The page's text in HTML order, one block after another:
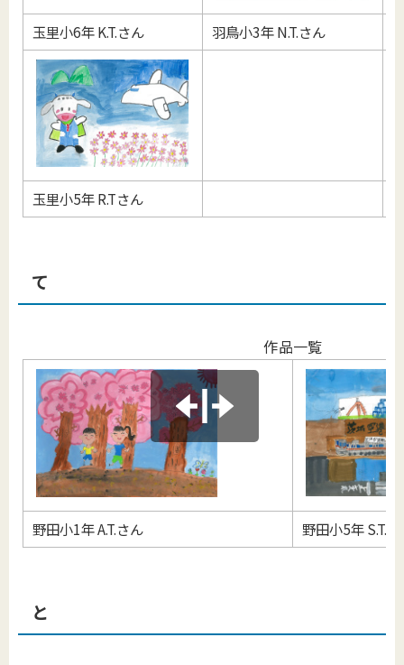
玉里小6年 K.T.さん 羽鳥小3年 N.T.さん
玉里小5年 R.Tさん
て
作品一覧
野田小1年 A.T.さん 野田小5年 S.T.
と